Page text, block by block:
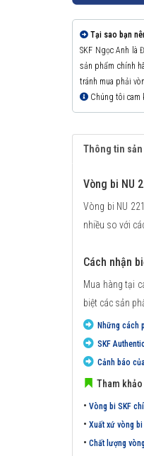
Tại sao bạn
SKF Ngọc Anh là
sản phẩm chính
tránh mua phải
Chúng tôi cam
Thông tin sản
Vòng bi NU
Vòng bi NU
nhiều so với
Cách nhận
Mua hàng tại
biệt các sản
Những cách
SKF
Cảnh báo
Tham
• Vòng bi SKF
• Xuất xứ vòng
• Chất lượng